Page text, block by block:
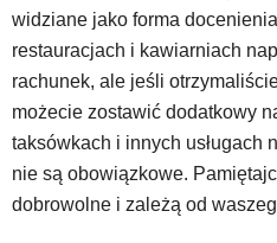
widziane jako forma
restauracjach i kawiarniach
rachunek, ale jeśli
możecie zostawić dodatkowy
taksówkach i innych usługach
nie są obowiązkowe.
dobrowolne i zależą od